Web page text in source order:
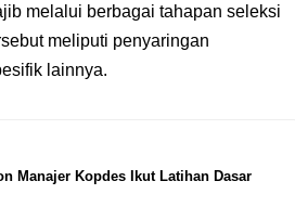
melalui berbagai tahapan seleksi
meliputi penyaringan
lainnya.
Manajer Kopdes Ikut Latihan Dasar